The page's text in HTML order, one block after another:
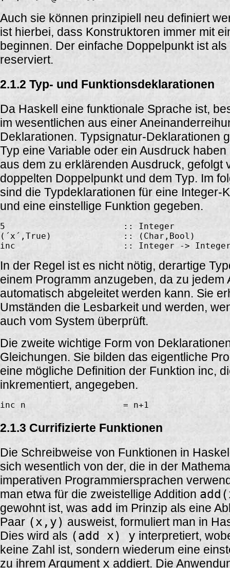
Auch sie können prinzipiell neu definiert
ist hierbei, dass Konstruktoren immer mit
beginnen. Der einfache Doppelpunkt ist
reserviert.
2.1.2 Typ- und Funktionsdeklarationen
Da Haskell eine funktionale Sprache ist,
im wesentlichen aus einer
Deklarationen. Typsignatur-Deklarationen
Typ eine Variable oder ein Ausdruck
aus dem zu erklärenden Ausdruck, gefolgt
doppelten Doppelpunkt und dem Typ. Im
sind die Typdeklarationen für eine Integer-
und eine einstellige Funktion gegeben.
5                       :: Integer
(´x´,True)              :: (Char,Bool)
In der Regel ist es nicht nötig, derartige
einem Programm anzugeben, da zu jedem
automatisch abgeleitet werden kann. Sie
Umständen die Lesbarkeit und werden,
auch vom System überprüft.
Die zweite wichtige Form von
Gleichungen. Sie bilden das eigentliche
eine mögliche Definition der Funktion inc,
inkrementiert, angegeben.
2.1.3 Currifizierte Funktionen
Die Schreibweise von Funktionen in
sich wesentlich von der, die in der
imperativen Programmiersprachen
man etwa für die zweistellige Addition
gewohnt ist, was add im Prinzip als eine
Paar (x,y) ausweist, formuliert man in
Dies wird als (add x) y interpretiert,
keine Zahl ist, sondern wiederum eine
zu ihrem Argument x addiert. Die